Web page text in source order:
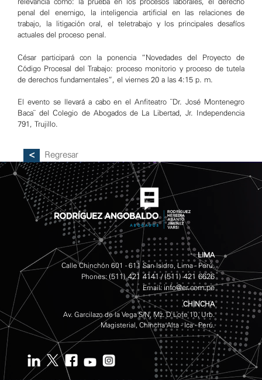
relevancia como: la prueba en los procesos laborales, el derecho
penal del enemigo, la inteligencia artificial en las relaciones de
trabajo, la litigación oral, el teletrabajo y los principales desafíos
actuales del proceso penal.
César participará con la ponencia “Novedades del Proyecto de
Código Procesal del Trabajo: proceso monitorio y proceso de tutela
de derechos fundamentales”, el viernes 20 a las 4:15 p. m.
El evento se llevará a cabo en el Anfiteatro ¨Dr. José Montenegro
Baca¨ del Colegio de Abogados de La Libertad, Jr. Independencia
791, Trujillo.
Regresar
LIMA
Calle Chinchón 601 - 611 San Isidro, Lima - Perú.
Phones: (511) 421 4141 /(511) 421 6626
Email: info@er.com.pe
CHINCHA
Av. Garcilazo de la Vega S/N, Mz. D Lote 10, Urb.
Magisterial, Chincha Alta - Ica - Perú.